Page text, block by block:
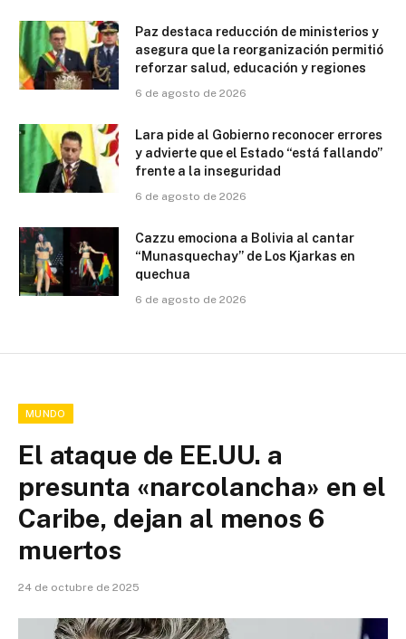
Paz destaca reducción de ministerios y
asegura que la reorganización permitió
reforzar salud, educación y regiones
6 de agosto de 2026
Lara pide al Gobierno reconocer errores
y advierte que el Estado “está fallando”
frente a la inseguridad
6 de agosto de 2026
Cazzu emociona a Bolivia al cantar
“Munasquechay” de Los Kjarkas en
quechua
6 de agosto de 2026
MUNDO
El ataque de EE.UU. a
presunta «narcolancha» en el
Caribe, dejan al menos 6
muertos
24 de octubre de 2025